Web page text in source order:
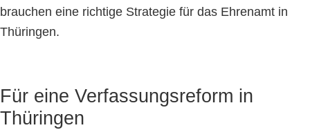
brauchen eine richtige Strategie für das Ehrenamt in
Thüringen.
Für eine Verfassungsreform in
Thüringen